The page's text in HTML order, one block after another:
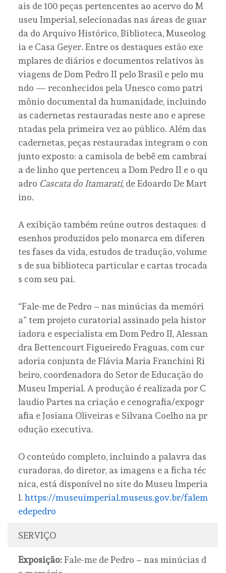
ais de 100 peças pertencentes ao acervo do M
useu Imperial, selecionadas nas áreas de guar
da do Arquivo Histórico, Biblioteca, Museolog
ia e Casa Geyer. Entre os destaques estão exe
mplares de diários e documentos relativos às
viagens de Dom Pedro II pelo Brasil e pelo mu
ndo — reconhecidos pela Unesco como patri
mônio documental da humanidade, incluindo
as cadernetas restauradas neste ano e aprese
ntadas pela primeira vez ao público. Além das
cadernetas, peças restauradas integram o con
junto exposto: a camisola de bebê em cambrai
a de linho que pertenceu a Dom Pedro II e o qu
adro Cascata do Itamarati, de Edoardo De Mart
ino.
A exibição também reúne outros destaques: d
esenhos produzidos pelo monarca em diferen
tes fases da vida, estudos de tradução, volume
s de sua biblioteca particular e cartas trocada
s com seu pai.
“Fale-me de Pedro – nas minúcias da memóri
a” tem projeto curatorial assinado pela histor
iadora e especialista em Dom Pedro II, Alessan
dra Bettencourt Figueiredo Fraguas, com cur
adoria conjunta de Flávia Maria Franchini Ri
beiro, coordenadora do Setor de Educação do
Museu Imperial. A produção é realizada por C
laudio Partes na criação e cenografia/expogr
afia e Josiana Oliveiras e Silvana Coelho na pr
odução executiva.
O conteúdo completo, incluindo a palavra das
curadoras, do diretor, as imagens e a ficha téc
nica, está disponível no site do Museu Imperia
l. https://museuimperial.museus.gov.br/falem
edepedro
SERVIÇO
Exposição:Fale-me de Pedro – nas minúcias d